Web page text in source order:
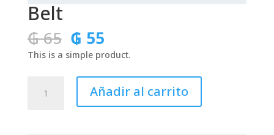
Belt
₲65 El
precio
original
era:
₲ 65.
₲ 55El
precio
actual
es:
₲ 55.
This is a simple product.
cantidad
Añadir al carrito